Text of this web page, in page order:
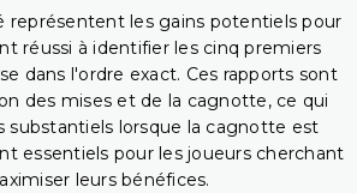
représentent les gains potentiels pour
réussi à identifier les cinq premiers
dans l'ordre exact. Ces rapports sont
des mises et de la cagnotte, ce qui
substantiels lorsque la cagnotte est
essentiels pour les joueurs cherchant
leurs bénéfices.